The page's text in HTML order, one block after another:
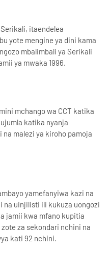
itaendelea
yote mengine ya dini kama
mbalimbali ya Serikali
ya mwaka 1996.
mchango wa CCT katika
katika nyanja
malezi ya kiroho pamoja
yamefanyiwa kazi na
na uinjilisti ili kukuza uongozi
jamii kwa mfano kupitia
za sekondari nchini na
kati 92 nchini.